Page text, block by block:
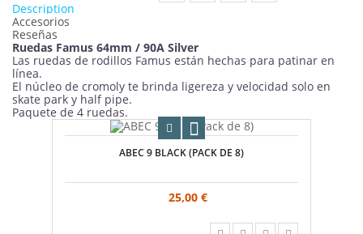
Description
Accesorios
Reseñas
Ruedas Famus 64mm / 90A Silver
Las ruedas de rodillos Famus están hechas para patinar en
línea.
El núcleo de cromoly te brinda ligereza y velocidad solo en
skate park y half pipe.
Paquete de 4 ruedas.
ABEC 9 BLACK (PACK DE 8)
25,00 €